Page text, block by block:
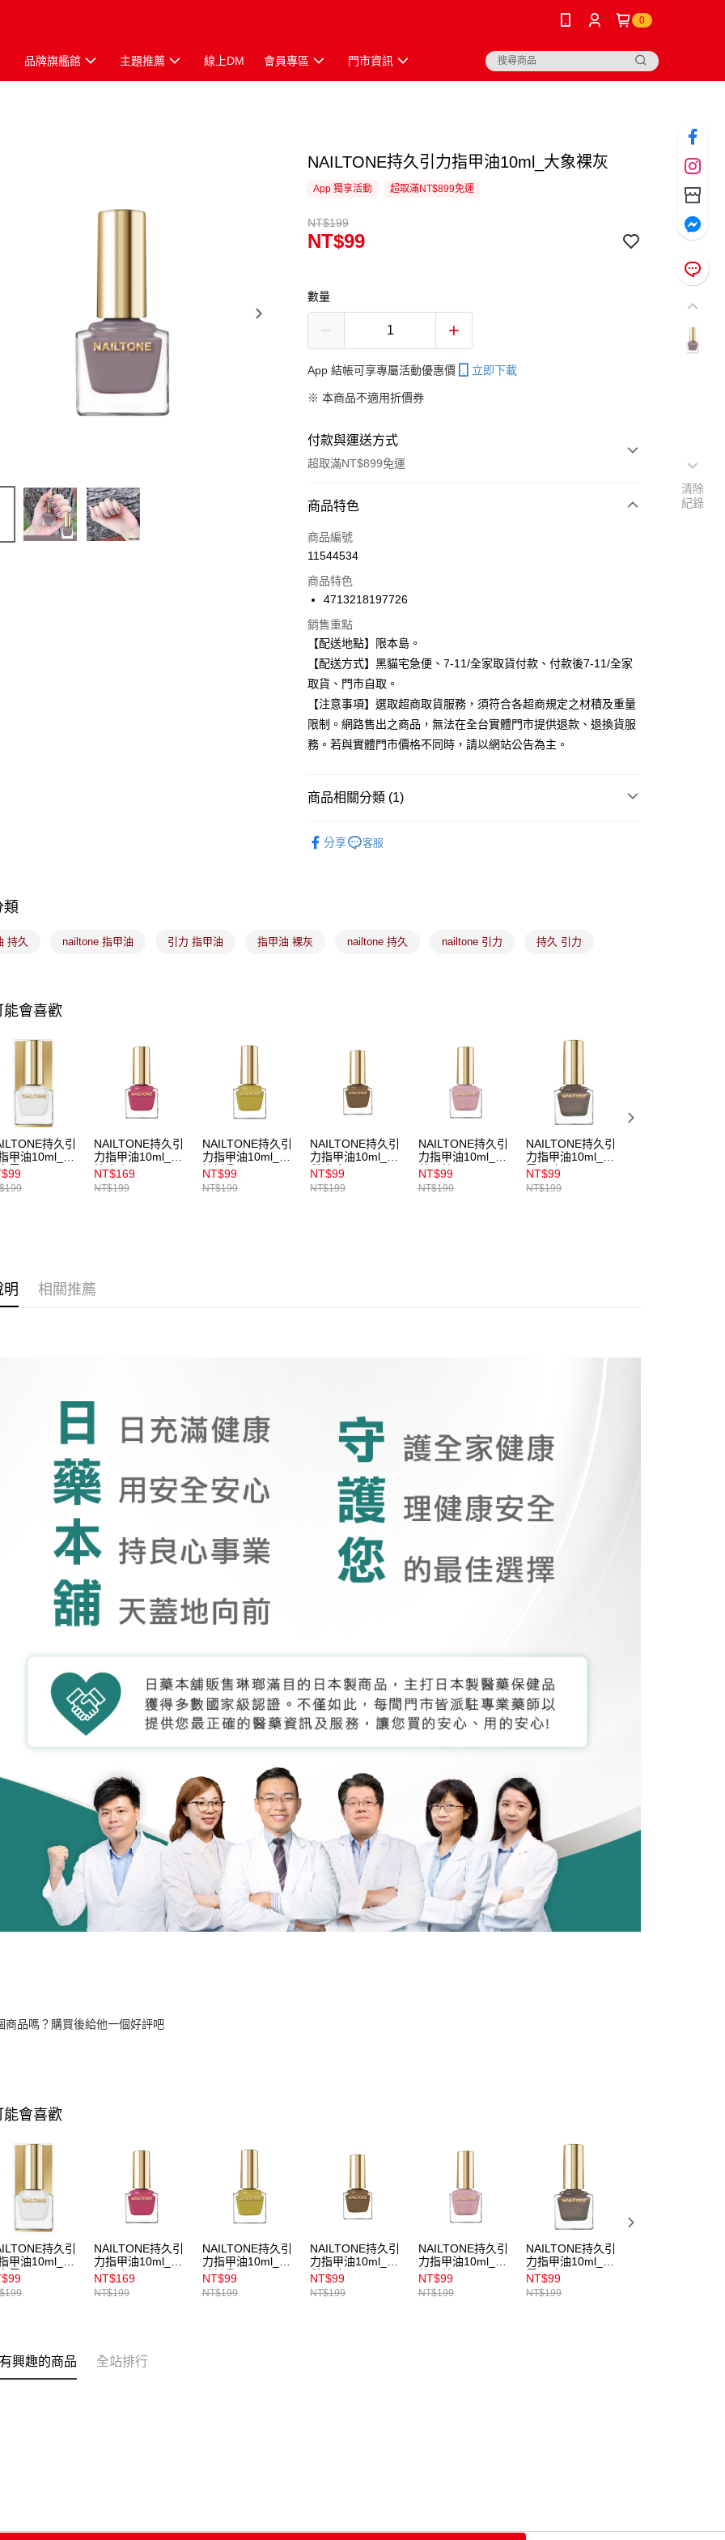
0
品牌旗艦館 主題推薦 線上DM 會員專區 門市資訊
NAILTONE持久引力指甲油10ml_大象裸灰
App 獨享活動 超取滿NT$899免運
NT$199
NT$99
數量
App 結帳可享專屬活動優惠價 立即下載
※ 本商品不適用折價券
付款與運送方式
超取滿NT$899免運
付款方式
信用卡一次付款
合作金庫商業銀行
華南商業銀行
上海商業儲蓄銀行
國泰世華商業銀行
兆豐國際商業銀行
臺灣中小企業銀行
匯豐（台灣）商業銀行
華泰商業銀行
聯邦商業銀行
遠東國際商業銀行
玉山商業銀行
星展（台灣）商業銀行
超商取貨付款
LINE Pay
Apple Pay
街口支付
悠遊付
全盈+PAY
相關說明
3.實際核准額度、可分期數及費用金額請依後續交易確認頁面所載為準。
2.透過簡訊連結打開帳單後，可選擇「超商條碼／台灣大直營門市／銀行轉
帳／街口支付／iPASS MONEY」等通路繳費。
【注意事項】
1.本服務係由「台灣大哥大股份有限公司」（以下簡稱本公司）所提供，讓
用戶於交易時，得透過本服務購買商品或服務，並由商店將買賣／分期付
款買賣價金債權讓與本公司後，依約使用本公司帳單繳交帳款。
2.基於同意付款使用「大哥付你分期」之契約關係目的，商店將以您的個人
資料（包含姓名、電話或地址）提供予台灣大哥大進項蒐集、處理及利
用，由本公司與您本人進行分期帳單所需資料之確認、核對及更正。
3.完整用戶服務條款，請詳閱以下連結：
https://oppay.tw/userRule
每筆NT$100，滿NT$899(含以上)免運費
付款後7-11取貨
每筆NT$100，滿NT$899(含以上)免運費
宅配
每筆NT$100，滿NT$899(含以上)免運費
商品特色
商品編號
11544534
商品特色
4713218197726
銷售重點
【配送地點】限本島。
【配送方式】黑貓宅急便、7-11/全家取貨付款、付款後7-11/全家
取貨、門市自取。
【注意事項】選取超商取貨服務，須符合各超商規定之材積及重量
限制。網路售出之商品，無法在全台實體門市提供退款、退換貨服
務。若與實體門市價格不同時，請以網站公告為主。
商品相關分類 (1)
分享
客服
類
持久 nailtone 指甲油 引力 指甲油 指甲油 裸灰 nailtone 持久 nailtone 引力 持久 引力
能會喜歡
持久引
甲油10ml_釉
雪
NAILTONE持久引
力指甲油10ml_荔
枝玫瑰
NT$169
NT$199
NAILTONE持久引
力指甲油10ml_青
檸橄欖
NT$99
NT$199
NAILTONE持久引
力指甲油10ml_木
質琥珀
NT$99
NT$199
NAILTONE持久引
力指甲油10ml_薔
薇石英
NT$99
NT$199
NAILTONE持久引
力指甲油10ml_晚
霞晶礦
NT$99
NT$199
明 相關推薦
商品嗎？購買後給他一個好評吧
能會喜歡
持久引
甲油10ml_釉
雪
NAILTONE持久引
力指甲油10ml_荔
枝玫瑰
NT$169
NT$199
NAILTONE持久引
力指甲油10ml_青
檸橄欖
NT$99
NT$199
NAILTONE持久引
力指甲油10ml_木
質琥珀
NT$99
NT$199
NAILTONE持久引
力指甲油10ml_薔
薇石英
NT$99
NT$199
NAILTONE持久引
力指甲油10ml_晚
霞晶礦
NT$99
NT$199
興趣的商品 全站排行
清除
紀錄